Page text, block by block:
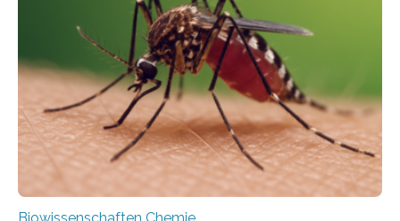
lebten. Unter den Vorfahren sticht eine Gruppe heraus,
die noch heute in der Natur vorkommt: die
Süßwasseralge Coleochaetophyceae. Einige Arten
dieser Gruppe bilden aus Zellfäden dichte Geflechte
mit scheibenförmiger Gestalt. Was auffällig ist: Die
nächsten…
Biowissenschaften Chemie